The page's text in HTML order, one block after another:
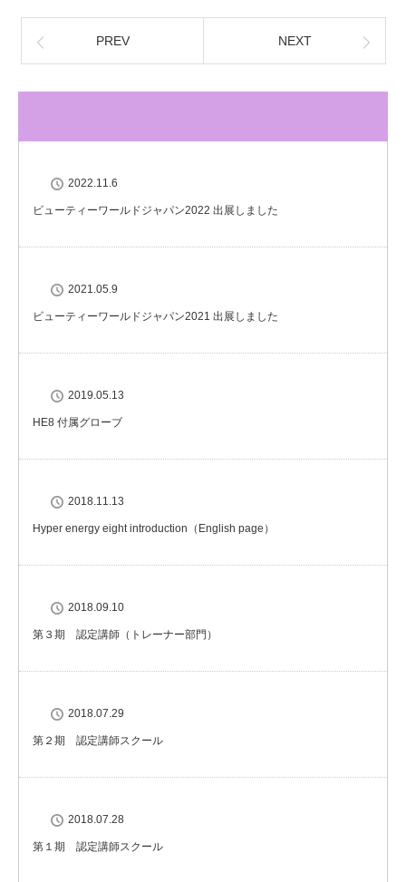
PREV NEXT
2022.11.6
ビューティーワールドジャパン2022 出展しました
2021.05.9
ビューティーワールドジャパン2021 出展しました
2019.05.13
HE8 付属グローブ
2018.11.13
Hyper energy eight introduction（English page）
2018.09.10
第３期 認定講師（トレーナー部門）
2018.07.29
第２期 認定講師スクール
2018.07.28
第１期 認定講師スクール